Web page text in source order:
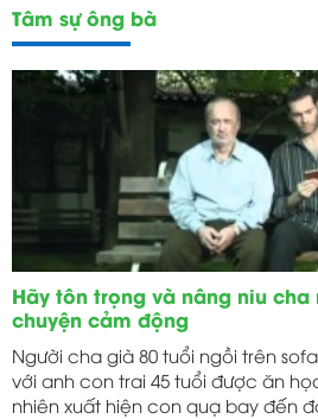
Tâm sự ông bà
Hãy tôn trọng và nâng niu
chuyện cảm động
Người cha già 80 tuổi ngồi trên
với anh con trai 45 tuổi được ăn
nhiên xuất hiện con quạ bay đến